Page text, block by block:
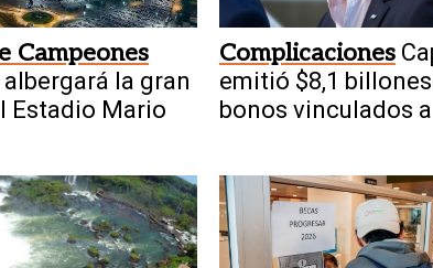
Campeones
la gran
Estadio Mario
Complicaciones
emitió $8,1
bonos vinculados